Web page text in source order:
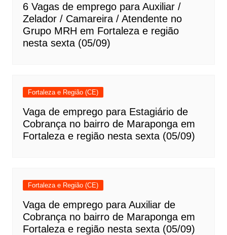
6 Vagas de emprego para Auxiliar /
Zelador / Camareira / Atendente no
Grupo MRH em Fortaleza e região
nesta sexta (05/09)
Fortaleza e Região (CE)
Vaga de emprego para Estagiário de
Cobrança no bairro de Maraponga em
Fortaleza e região nesta sexta (05/09)
Fortaleza e Região (CE)
Vaga de emprego para Auxiliar de
Cobrança no bairro de Maraponga em
Fortaleza e região nesta sexta (05/09)